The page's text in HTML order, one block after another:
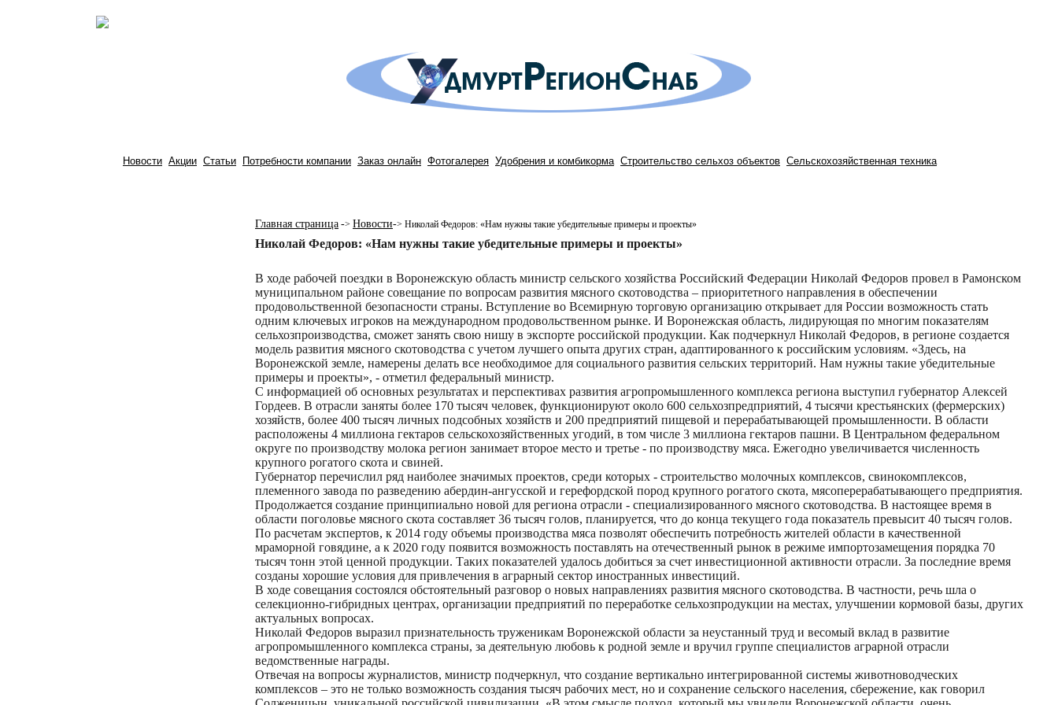
Новости Акции Статьи Потребности компании Заказ онлайн Фотогалерея Удобрения и комбикорма Строительство сельхоз объектов Сельскохозяйственная техника
Главная страница -> Новости-> Николай Федоров: «Нам нужны такие убедительные примеры и проекты»
Николай Федоров: «Нам нужны такие убедительные примеры и проекты»
В ходе рабочей поездки в Воронежскую область министр сельского хозяйства Российский Федерации Николай Федоров провел в Рамонском
муниципальном районе совещание по вопросам развития мясного скотоводства – приоритетного направления в обеспечении
продовольственной безопасности страны. Вступление во Всемирную торговую организацию открывает для России возможность стать
одним ключевых игроков на международном продовольственном рынке. И Воронежская область, лидирующая по многим показателям
сельхозпроизводства, сможет занять свою нишу в экспорте российской продукции. Как подчеркнул Николай Федоров, в регионе создается
модель развития мясного скотоводства с учетом лучшего опыта других стран, адаптированного к российским условиям. «Здесь, на
Воронежской земле, намерены делать все необходимое для социального развития сельских территорий. Нам нужны такие убедительные
примеры и проекты», - отметил федеральный министр.
С информацией об основных результатах и перспективах развития агропромышленного комплекса региона выступил губернатор Алексей
Гордеев. В отрасли заняты более 170 тысяч человек, функционируют около 600 сельхозпредприятий, 4 тысячи крестьянских (фермерских)
хозяйств, более 400 тысяч личных подсобных хозяйств и 200 предприятий пищевой и перерабатывающей промышленности. В области
расположены 4 миллиона гектаров сельскохозяйственных угодий, в том числе 3 миллиона гектаров пашни. В Центральном федеральном
округе по производству молока регион занимает второе место и третье - по производству мяса. Ежегодно увеличивается численность
крупного рогатого скота и свиней.
Губернатор перечислил ряд наиболее значимых проектов, среди которых - строительство молочных комплексов, свинокомплексов,
племенного завода по разведению абердин-ангусской и герефордской пород крупного рогатого скота, мясоперерабатывающего предприятия.
Продолжается создание принципиально новой для региона отрасли - специализированного мясного скотоводства. В настоящее время в
области поголовье мясного скота составляет 36 тысяч голов, планируется, что до конца текущего года показатель превысит 40 тысяч голов.
По расчетам экспертов, к 2014 году объемы производства мяса позволят обеспечить потребность жителей области в качественной
мраморной говядине, а к 2020 году появится возможность поставлять на отечественный рынок в режиме импортозамещения порядка 70
тысяч тонн этой ценной продукции. Таких показателей удалось добиться за счет инвестиционной активности отрасли. За последние время
созданы хорошие условия для привлечения в аграрный сектор иностранных инвестиций.
В ходе совещания состоялся обстоятельный разговор о новых направлениях развития мясного скотоводства. В частности, речь шла о
селекционно-гибридных центрах, организации предприятий по переработке сельхозпродукции на местах, улучшении кормовой базы, других
актуальных вопросах.
Николай Федоров выразил признательность труженикам Воронежской области за неустанный труд и весомый вклад в развитие
агропромышленного комплекса страны, за деятельную любовь к родной земле и вручил группе специалистов аграрной отрасли
ведомственные награды.
Отвечая на вопросы журналистов, министр подчеркнул, что создание вертикально интегрированной системы животноводческих
комплексов – это не только возможность создания тысяч рабочих мест, но и сохранение сельского населения, сбережение, как говорил